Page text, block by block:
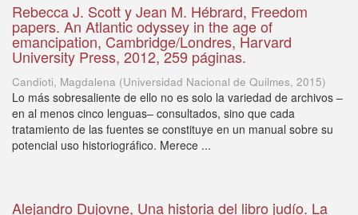
Rebecca J. Scott y Jean M. Hébrard, Freedom
papers. An Atlantic odyssey in the age of
emancipation, Cambridge/Londres, Harvard
University Press, 2012, 259 páginas.
Candioti, Magdalena (Universidad Nacional de Quilmes, 2015)
Lo más sobresaliente de ello no es solo la variedad de archivos –
en al menos cinco lenguas– consultados, sino que cada
tratamiento de las fuentes se constituye en un manual sobre su
potencial uso historiográfico. Merece ...
Alejandro Dujovne, Una historia del libro judío. La